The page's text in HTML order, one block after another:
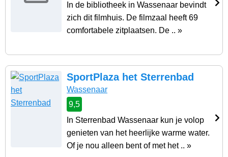
In de bibliotheek in Wassenaar bevindt
zich dit filmhuis. De filmzaal heeft 69
comfortabele zitplaatsen. De .. »
SportPlaza het Sterrenbad
Wassenaar
9,5
In Sterrenbad Wassenaar kun je volop
genieten van het heerlijke warme water.
Of je nou alleen bent of met het .. »